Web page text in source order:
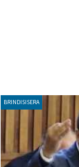
BRINDISISERA